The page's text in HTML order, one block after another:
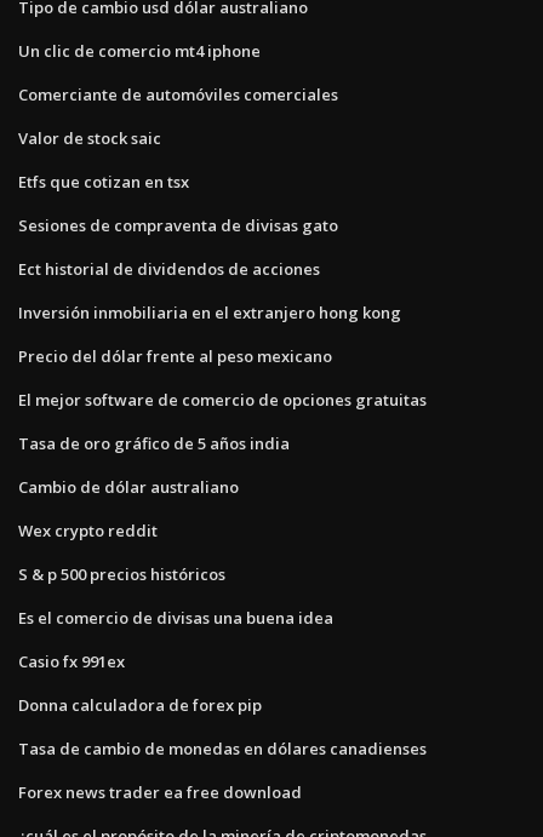
Tipo de cambio usd dólar australiano
Un clic de comercio mt4 iphone
Comerciante de automóviles comerciales
Valor de stock saic
Etfs que cotizan en tsx
Sesiones de compraventa de divisas gato
Ect historial de dividendos de acciones
Inversión inmobiliaria en el extranjero hong kong
Precio del dólar frente al peso mexicano
El mejor software de comercio de opciones gratuitas
Tasa de oro gráfico de 5 años india
Cambio de dólar australiano
Wex crypto reddit
S & p 500 precios históricos
Es el comercio de divisas una buena idea
Casio fx 991ex
Donna calculadora de forex pip
Tasa de cambio de monedas en dólares canadienses
Forex news trader ea free download